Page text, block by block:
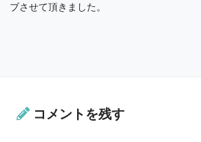
ブさせて頂きました。
コメントを残す